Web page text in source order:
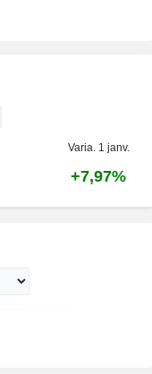
Varia. 1 janv.
+7,97%